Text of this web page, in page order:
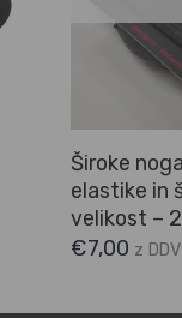
Široke
elastike in
velikost –
€7,00 z DDV